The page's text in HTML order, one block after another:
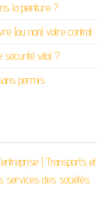
la peinture ?
(ou non) votre contrat
sécurité vital ?
permis
| Transports et
services des sociétés